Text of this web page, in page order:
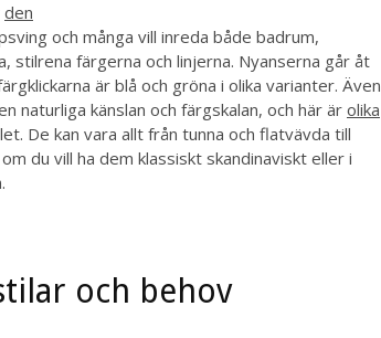
den
och många vill inreda både badrum,
stilrena färgerna och linjerna. Nyanserna går åt
är blå och gröna i olika varianter. Även
naturliga känslan och färgskalan, och här är olika
De kan vara allt från tunna och flatvävda till
du vill ha dem klassiskt skandinaviskt eller i
och behov